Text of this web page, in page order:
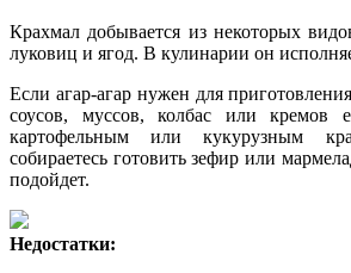
Крахмал добывается из некоторых
луковиц и ягод. В кулинарии он
Если агар-агар нужен для
соусов, муссов, колбас или кремов
картофельным или кукурузным
собираетесь готовить зефир или
подойдет.
Недостатки: